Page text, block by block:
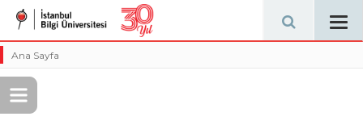
Ana Sayfa